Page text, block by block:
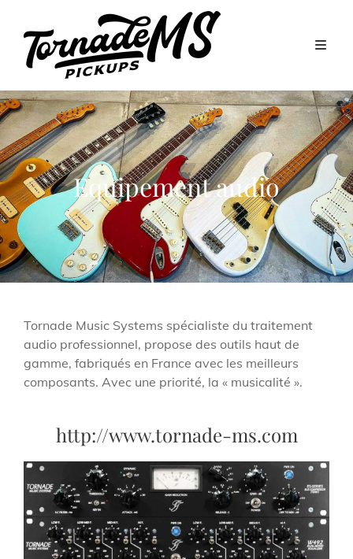
Equipement audio
Tornade Music Systems spécialiste du traitement
audio professionnel, propose des outils haut de
gamme, fabriqués en France avec les meilleurs
composants. Avec une priorité, la « musicalité ».
http://www.tornade-ms.com